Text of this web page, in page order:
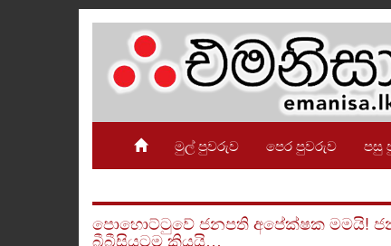
මුල් පුවරුව පෙර පුවරුව පසු
පොහොට්ටුවේ ජනපති අපේක්ෂක මමයි!
බීබීසියටම කියයි…